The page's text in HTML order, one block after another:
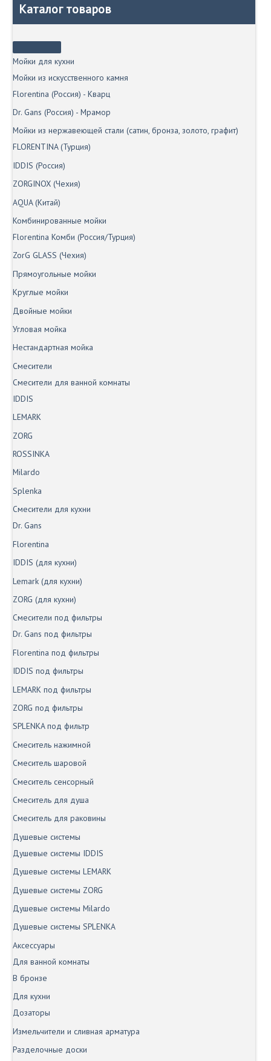
Каталог товаров
Мойки для кухни
Мойки из искусственного камня
Florentina (Россия) - Кварц
Dr. Gans (Россия) - Мрамор
Мойки из нержавеющей стали (сатин, бронза, золото, графит)
FLORENTINA (Турция)
IDDIS (Россия)
ZORGINOX (Чехия)
AQUA (Китай)
Комбинированные мойки
Florentina Комби (Россия/Турция)
ZorG GLASS (Чехия)
Прямоугольные мойки
Круглые мойки
Двойные мойки
Угловая мойка
Нестандартная мойка
Смесители
Смесители для ванной комнаты
IDDIS
LEMARK
ZORG
ROSSINKA
Milardo
Splenka
Смесители для кухни
Dr. Gans
Florentina
IDDIS (для кухни)
Lemark (для кухни)
ZORG (для кухни)
Смесители под фильтры
Dr. Gans под фильтры
Florentina под фильтры
IDDIS под фильтры
LEMARK под фильтры
ZORG под фильтры
SPLENKA под фильтр
Смеситель нажимной
Смеситель шаровой
Смеситель сенсорный
Смеситель для душа
Смеситель для раковины
Душевые системы
Душевые системы IDDIS
Душевые системы LEMARK
Душевые системы ZORG
Душевые системы Milardo
Душевые системы SPLENKA
Аксессуары
Для ванной комнаты
В бронзе
Для кухни
Дозаторы
Измельчители и сливная арматура
Разделочные доски
можно